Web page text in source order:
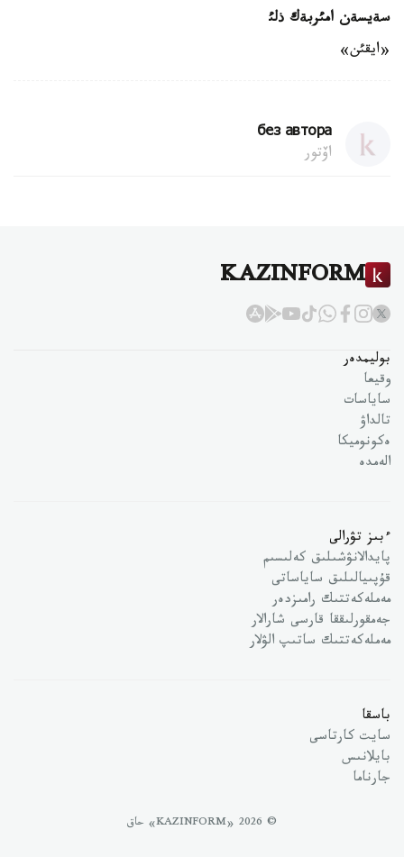
سةيسةن امئربةك ذلئ
«ايقئن»
без автора
اۆتور
KAZINFORM
بوليمدەر
وقيعا
ساياسات
تالداۋ
ەكونوميكا
الەمدە
ءبىز تۋرالى
پايدالانۋشىلىق كەلىسىم
قۇپىيالىلىق ساياساتى
مەملەكەتتىك رامىزدەر
جەمقورلىققا قارسى شارالار
مەملەكەتتىك ساتىپ الۋلار
باسقا
سايت كارتاسى
بايلانىس
جارناما
© 2026 «KAZINFORM» حاق